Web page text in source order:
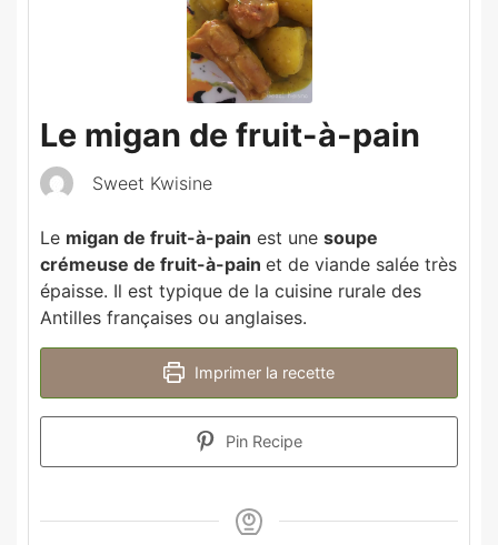
Le migan de fruit-à-pain
Sweet Kwisine
Le migan de fruit-à-pain est une soupe
crémeuse de fruit-à-pain et de viande salée très
épaisse. Il est typique de la cuisine rurale des
Antilles françaises ou anglaises.
Imprimer la recette
Pin Recipe